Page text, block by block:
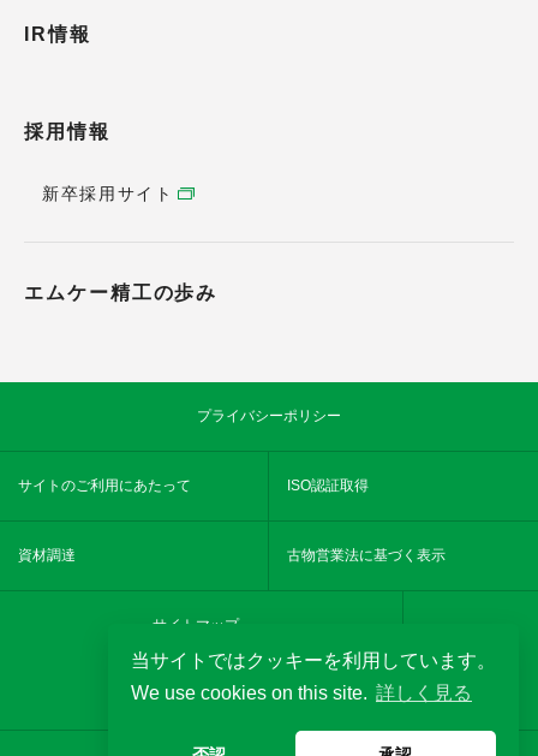
当サイトではクッキーを利用しています。
We use cookies on this site. 詳しく見る
IR情報
採用情報
新卒採用サイト
エムケー精工の歩み
プライバシーポリシー
サイトのご利用にあたって ISO認証取得
資材調達 古物営業法に基づく表示
サイトマップ
YouTube
MKseikochannel